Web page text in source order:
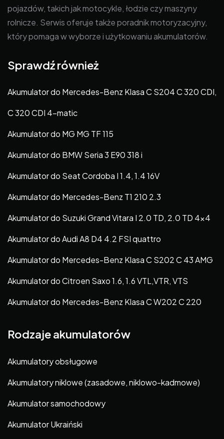
pojazdów, takich jak motocykle, łodzie czy maszyny
rolnicze. Serwis oferuje także poradnik motoryzacyjny,
który pomaga w wyborze i użytkowaniu akumulatorów.
Sprawdź również
Akumulator do Mercedes-Benz Klasa C S204 C 320 CDI,
C 320 CDI 4-matic
Akumulator do MG MG TF 115
Akumulator do BMW Seria 3 E90 318 i
Akumulator do Seat Cordoba I 1.4, 1.4 16V
Akumulator do Mercedes-Benz T1 210 2.3
Akumulator do Suzuki Grand Vitara I 2.0 TD, 2.0 TD 4×4
Akumulator do Audi A8 D4 4.2 FSI quattro
Akumulator do Mercedes-Benz Klasa C S202 C 43 AMG
Akumulator do Citroen Saxo 1.6, 1.6 VTL,VTR, VTS
Akumulator do Mercedes-Benz Klasa C W202 C 220
Rodzaje akumulatorów
Akumulatory obsługowe
Akumulatory niklowe (zasadowe, niklowo-kadmowe)
Akumulator samochodowy
Akumulator Ukraiński